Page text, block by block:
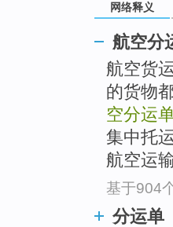
网络释义
航空分
航空货
的货物
空分运
集中托
航空运
基于904
分运单